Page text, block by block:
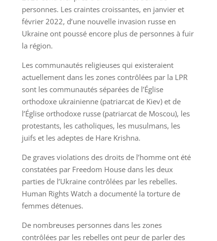
personnes. Les craintes croissantes, en janvier et
février 2022, d’une nouvelle invasion russe en
Ukraine ont poussé encore plus de personnes à fuir
la région.
Les communautés religieuses qui existeraient
actuellement dans les zones contrôlées par la LPR
sont les communautés séparées de l’Église
orthodoxe ukrainienne (patriarcat de Kiev) et de
l’Église orthodoxe russe (patriarcat de Moscou), les
protestants, les catholiques, les musulmans, les
juifs et les adeptes de Hare Krishna.
De graves violations des droits de l’homme ont été
constatées par Freedom House dans les deux
parties de l’Ukraine contrôlées par les rebelles.
Human Rights Watch a documenté la torture de
femmes détenues.
De nombreuses personnes dans les zones
contrôlées par les rebelles ont peur de parler des